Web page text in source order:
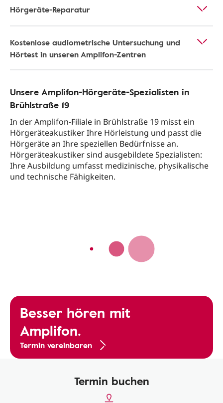
Hörgeräte-Reparatur
Kostenlose audiometrische Untersuchung und
Hörtest in unseren Amplifon-Zentren
Unsere Amplifon-Hörgeräte-Spezialisten in
Brühlstraße 19
In der Amplifon-Filiale in Brühlstraße 19 misst ein
Hörgeräteakustiker Ihre Hörleistung und passt die
Hörgeräte an Ihre speziellen Bedürfnisse an.
Hörgeräteakustiker sind ausgebildete Spezialisten:
Ihre Ausbildung umfasst medizinische, physikalische
und technische Fähigkeiten.
Besser hören mit
Amplifon.
Termin vereinbaren
Termin buchen